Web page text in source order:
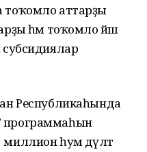
аттарҙы
һәм тоҡомло йәш
Республикаһында
программаһын
һум дәүләт